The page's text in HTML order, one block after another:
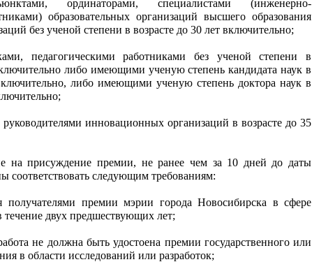
ординаторами, специалистами (инженерно-
образовательных организаций высшего образования
без ученой степени в возрасте до 30 лет включительно;
педагогическими работниками без ученой степени в
либо имеющими ученую степень кандидата наук в
либо имеющими ученую степень доктора наук в
инновационных организаций в возрасте до 35
на присуждение премии, не ранее чем за 10 дней до даты
соответствовать следующим требованиям:
получателями премии мэрии города Новосибирска в сфере
двух предшествующих лет;
не должна быть удостоена премии государственного или
в области исследований или разработок;